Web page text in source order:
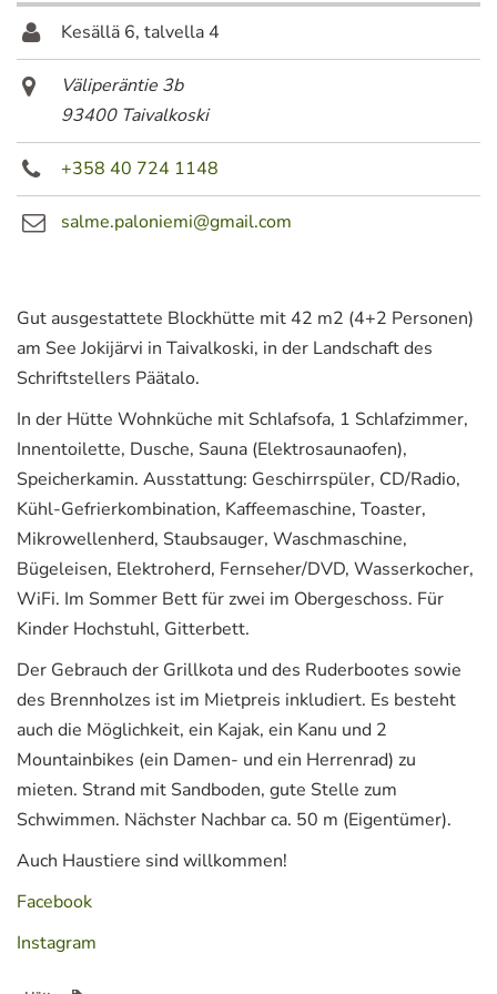
Kesällä 6, talvella 4
Väliperäntie 3b
93400 Taivalkoski
+358 40 724 1148
salme.paloniemi@gmail.com
Gut ausgestattete Blockhütte mit 42 m2 (4+2 Personen)
am See Jokijärvi in Taivalkoski, in der Landschaft des
Schriftstellers Päätalo.
In der Hütte Wohnküche mit Schlafsofa, 1 Schlafzimmer,
Innentoilette, Dusche, Sauna (Elektrosaunaofen),
Speicherkamin. Ausstattung: Geschirrspüler, CD/Radio,
Kühl-Gefrierkombination, Kaffeemaschine, Toaster,
Mikrowellenherd, Staubsauger, Waschmaschine,
Bügeleisen, Elektroherd, Fernseher/DVD, Wasserkocher,
WiFi. Im Sommer Bett für zwei im Obergeschoss. Für
Kinder Hochstuhl, Gitterbett.
Der Gebrauch der Grillkota und des Ruderbootes sowie
des Brennholzes ist im Mietpreis inkludiert. Es besteht
auch die Möglichkeit, ein Kajak, ein Kanu und 2
Mountainbikes (ein Damen- und ein Herrenrad) zu
mieten. Strand mit Sandboden, gute Stelle zum
Schwimmen. Nächster Nachbar ca. 50 m (Eigentümer).
Auch Haustiere sind willkommen!
Facebook
Instagram